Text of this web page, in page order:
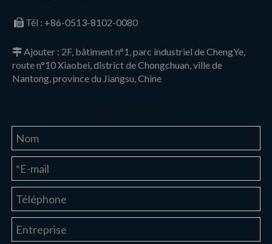
 Tél : +86-0513-8102-0080
Ajouter : 2F, bâtiment n°1, parc industriel de ChengYe,
route n°10 Xiaobei, district de Chongchuan, ville de
Nantong, province du Jiangsu, Chine